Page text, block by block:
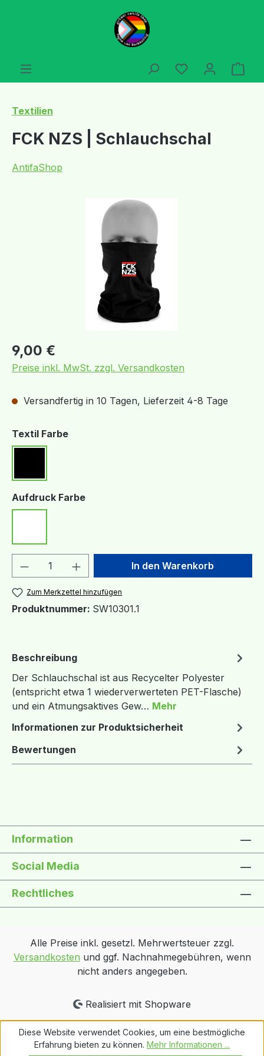
Zum Hauptinhalt springen
Du hast 0
Textilien
FCK NZS | Schlauchschal
AntifaShop
Bildergalerie überspringen
Regulärer Preis:
9,00 €
Preise inkl. MwSt. zzgl. Versandkosten
Versandfertig in 10 Tagen, Lieferzeit 4-8 Tage
Textil Farbeauswählen
Aufdruck Farbeauswählen
Produkt Anzahl: Gib denIn den Warenkorb
Zum Merkzettel hinzufügen
Produktnummer: SW10301.1
Beschreibung
Der Schlauchschal ist aus Recycelter Polyester
(entspricht etwa 1 wiederverwerteten PET-Flasche)
und ein Atmungsaktives Gew… Mehr
Informationen zur Produktsicherheit
Bewertungen
Information
Social Media
Rechtliches
Alle Preise inkl. gesetzl. Mehrwertsteuer zzgl.
Versandkosten und ggf. Nachnahmegebühren, wenn
nicht anders angegeben.
Realisiert mit Shopware
Diese Website verwendet Cookies, um eine bestmögliche
Erfahrung bieten zu können. Mehr Informationen ...